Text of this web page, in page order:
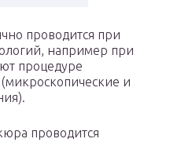
проводится при
например при
процедуре
и
проводится